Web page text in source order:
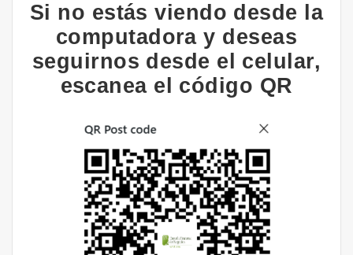
Si no estás viendo desde la
computadora y deseas
seguirnos desde el celular,
escanea el código QR